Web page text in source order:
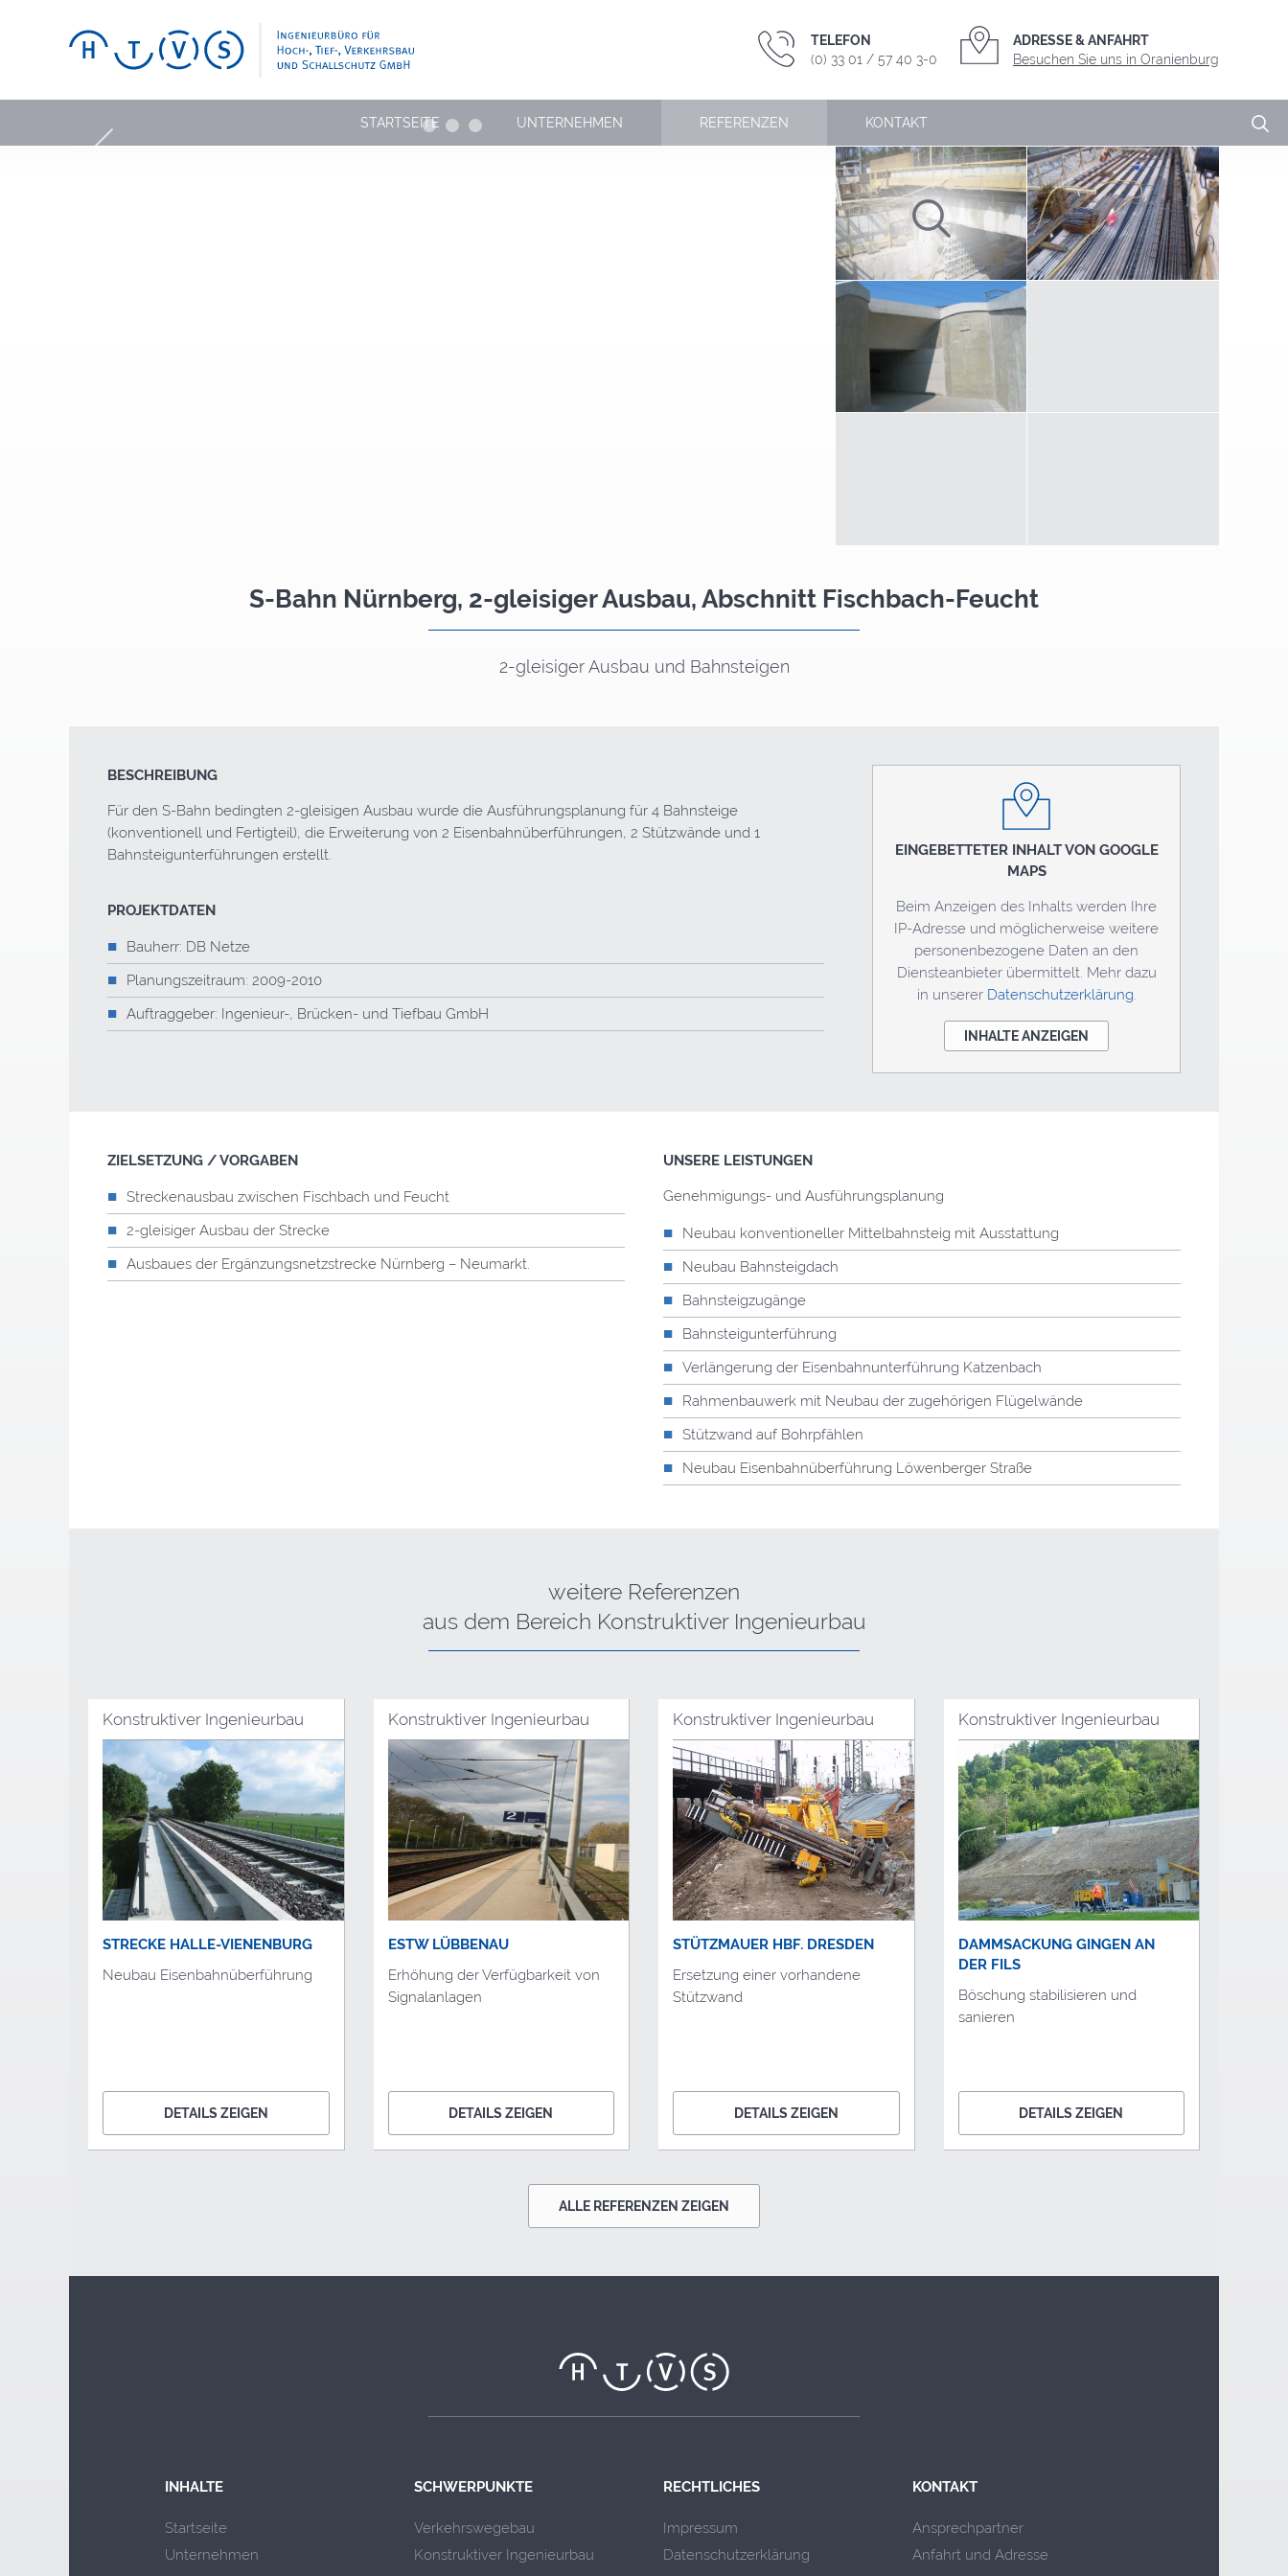
TELEFON
(0) 33 01 / 57 40 3-0
ADRESSE & ANFAHRT
Besuchen Sie uns in Oranienburg
STARTSEITE UNTERNEHMEN REFERENZEN KONTAKT
S-Bahn Nürnberg, 2-gleisiger Ausbau, Abschnitt Fischbach-Feucht
2-gleisiger Ausbau und Bahnsteigen
EINGEBETTETER INHALT VON GOOGLE
MAPS
Beim Anzeigen des Inhalts werden Ihre
IP-Adresse und möglicherweise weitere
personenbezogene Daten an den
Diensteanbieter übermittelt. Mehr dazu
in unserer Datenschutzerklärung.
INHALTE ANZEIGEN
BESCHREIBUNG
Für den S-Bahn bedingten 2-gleisigen Ausbau wurde die Ausführungsplanung für 4 Bahnsteige
(konventionell und Fertigteil), die Erweiterung von 2 Eisenbahnüberführungen, 2 Stützwände und 1
Bahnsteigunterführungen erstellt.
PROJEKTDATEN
Bauherr: DB Netze
Planungszeitraum: 2009-2010
Auftraggeber: Ingenieur-, Brücken- und Tiefbau GmbH
ZIELSETZUNG / VORGABEN
Streckenausbau zwischen Fischbach und Feucht
2-gleisiger Ausbau der Strecke
Ausbaues der Ergänzungsnetzstrecke Nürnberg – Neumarkt.
UNSERE LEISTUNGEN
Genehmigungs- und Ausführungsplanung
Neubau konventioneller Mittelbahnsteig mit Ausstattung
Neubau Bahnsteigdach
Bahnsteigzugänge
Bahnsteigunterführung
Verlängerung der Eisenbahnunterführung Katzenbach
Rahmenbauwerk mit Neubau der zugehörigen Flügelwände
Stützwand auf Bohrpfählen
Neubau Eisenbahnüberführung Löwenberger Straße
weitere Referenzen
aus dem Bereich Konstruktiver Ingenieurbau
Konstruktiver Ingenieurbau
STRECKE HALLE-VIENENBURG
Neubau Eisenbahnüberführung
DETAILS ZEIGEN
Konstruktiver Ingenieurbau
ESTW LÜBBENAU
Erhöhung der Verfügbarkeit von
Signalanlagen
DETAILS ZEIGEN
Konstruktiver Ingenieurbau
STÜTZMAUER HBF. DRESDEN
Ersetzung einer vorhandene
Stützwand
DETAILS ZEIGEN
Konstruktiver Ingenieurbau
DAMMSACKUNG GINGEN AN
DER FILS
Böschung stabilisieren und
sanieren
DETAILS ZEIGEN
ALLE REFERENZEN ZEIGEN
INHALTE
Startseite
Unternehmen
SCHWERPUNKTE
Verkehrswegebau
Konstruktiver Ingenieurbau
RECHTLICHES
Impressum
Datenschutzerklärung
KONTAKT
Ansprechpartner
Anfahrt und Adresse